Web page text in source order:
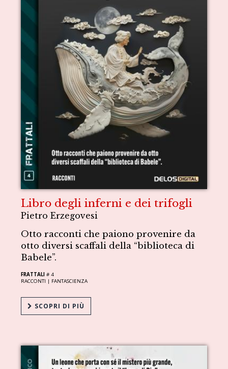
Libro degli inferni e dei trifogli
Pietro Erzegovesi
Otto racconti che paiono provenire da
otto diversi scaffali della “biblioteca di
Babele”.
FRATTALI # 4
RACCONTI | FANTASCIENZA
SCOPRI DI PIÙ